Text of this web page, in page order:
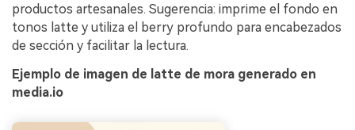
productos artesanales. Sugerencia: imprime el fondo en
tonos latte y utiliza el berry profundo para encabezados
de sección y facilitar la lectura.
Ejemplo de imagen de latte de mora generado en
media.io